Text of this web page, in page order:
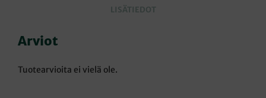
LISÄTIEDOT
Arviot
Tuotearvioita ei vielä ole.